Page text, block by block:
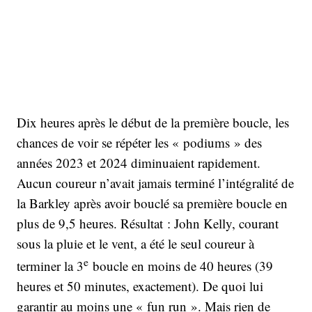
Dix heures après le début de la première boucle, les
chances de voir se répéter les « podiums » des
années 2023 et 2024 diminuaient rapidement.
Aucun coureur n’avait jamais terminé l’intégralité de
la Barkley après avoir bouclé sa première boucle en
plus de 9,5 heures. Résultat : John Kelly, courant
sous la pluie et le vent, a été le seul coureur à
terminer la 3e boucle en moins de 40 heures (39
heures et 50 minutes, exactement). De quoi lui
garantir au moins une « fun run ». Mais rien de